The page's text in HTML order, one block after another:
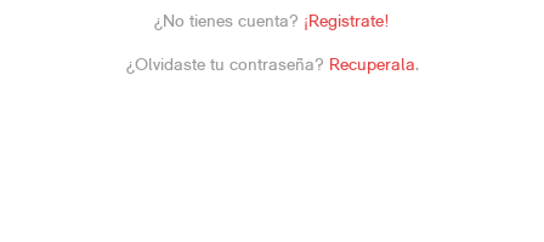
¿No tienes cuenta? ¡Registrate!
¿Olvidaste tu contraseña? Recuperala.